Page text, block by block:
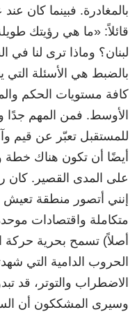
بالمغادرة. فبينما كان
قائلاً: «ما هي رؤيتك
لبنان؟ وماذا ترى لنا في
بالضبط هي الأسئلة
كافة مستويات الحكم
الأوسط. فمن المهم جدًا
للمستقبل تعبّر عن قيم
أيضًا أن تكون هناك خطة
على المدى القصير. كان
إنني أتصور منطقة
متكاملة واقتصادات
أصلاً) تسمح بحرية حركة
الحروب الدامية التي
الاضطراب والتوتر، قد
وسيرى المشككون أن